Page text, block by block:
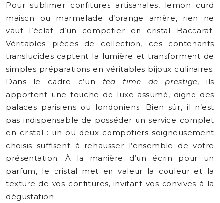
Pour sublimer confitures artisanales, lemon curd
maison ou marmelade d’orange amère, rien ne
vaut l’éclat d’un compotier en cristal Baccarat.
Véritables pièces de collection, ces contenants
translucides captent la lumière et transforment de
simples préparations en véritables bijoux culinaires.
Dans le cadre d’un tea time de prestige, ils
apportent une touche de luxe assumé, digne des
palaces parisiens ou londoniens. Bien sûr, il n’est
pas indispensable de posséder un service complet
en cristal : un ou deux compotiers soigneusement
choisis suffisent à rehausser l’ensemble de votre
présentation. À la manière d’un écrin pour un
parfum, le cristal met en valeur la couleur et la
texture de vos confitures, invitant vos convives à la
dégustation.